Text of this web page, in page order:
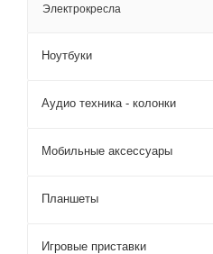
Электрокресла
Ноутбуки
Аудио техника - колонки
Мобильные аксессуары
Планшеты
Игровые приставки